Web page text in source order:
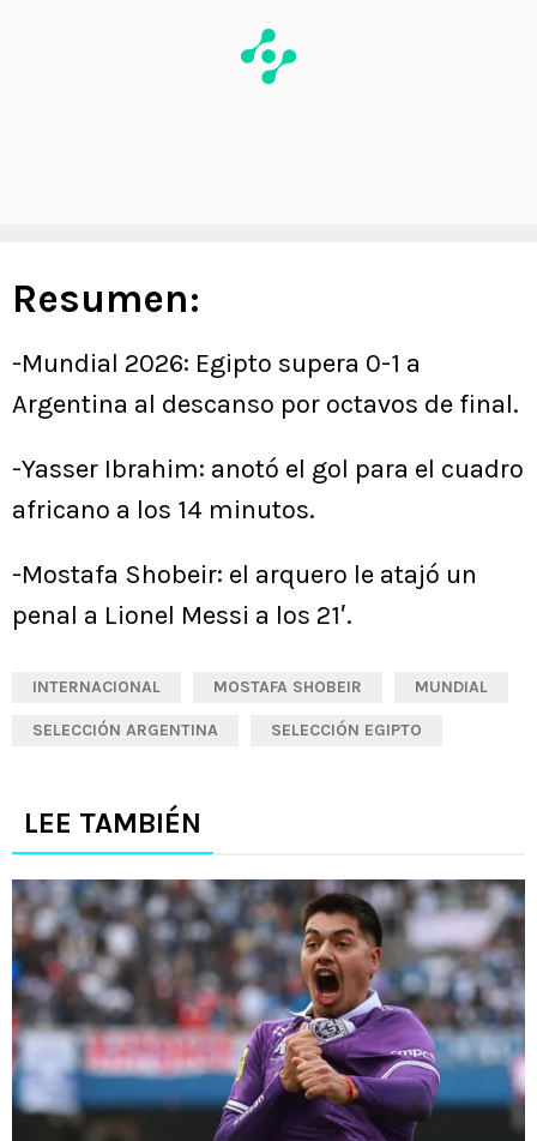
Resumen:
-Mundial 2026: Egipto supera 0-1 a
Argentina al descanso por octavos de final.
-Yasser Ibrahim: anotó el gol para el cuadro
africano a los 14 minutos.
-Mostafa Shobeir: el arquero le atajó un
penal a Lionel Messi a los 21′.
INTERNACIONAL MOSTAFA SHOBEIR MUNDIAL
SELECCIÓN ARGENTINA SELECCIÓN EGIPTO
LEE TAMBIÉN